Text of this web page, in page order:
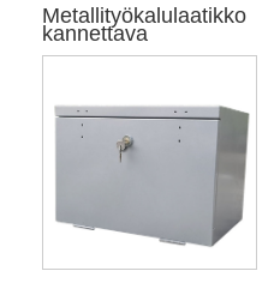
Metallityökalulaatikko
kannettava